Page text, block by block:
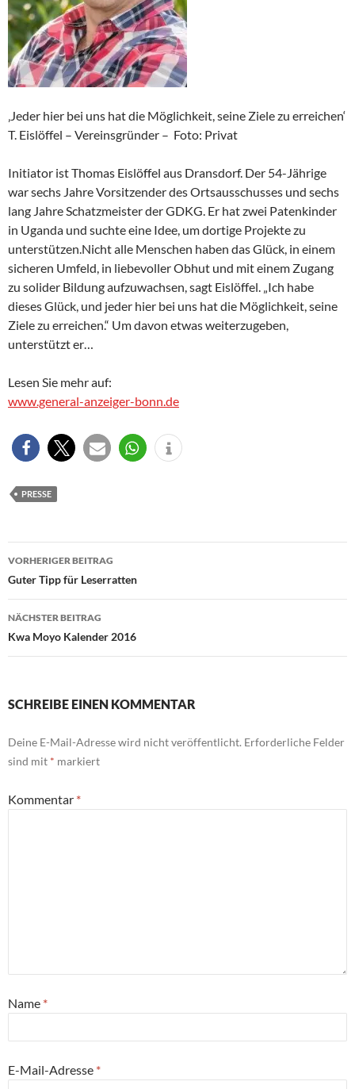
‚Jeder hier bei uns hat die Möglichkeit, seine Ziele zu erreichen‘
T. Eislöffel – Vereinsgründer – Foto: Privat
Initiator ist Thomas Eislöffel aus Dransdorf. Der 54-Jährige
war sechs Jahre Vorsitzender des Ortsausschusses und sechs
lang Jahre Schatzmeister der GDKG. Er hat zwei Patenkinder
in Uganda und suchte eine Idee, um dortige Projekte zu
unterstützen.Nicht alle Menschen haben das Glück, in einem
sicheren Umfeld, in liebevoller Obhut und mit einem Zugang
zu solider Bildung aufzuwachsen, sagt Eislöffel. „Ich habe
dieses Glück, und jeder hier bei uns hat die Möglichkeit, seine
Ziele zu erreichen.“ Um davon etwas weiterzugeben,
unterstützt er…
Lesen Sie mehr auf:
www.general-anzeiger-bonn.de
PRESSE
Beitragsnavigation
VORHERIGER BEITRAG
Guter Tipp für Leserratten
NÄCHSTER BEITRAG
Kwa Moyo Kalender 2016
SCHREIBE EINEN KOMMENTAR
Deine E-Mail-Adresse wird nicht veröffentlicht. Erforderliche Felder
sind mit * markiert
Kommentar *
Name *
E-Mail-Adresse *